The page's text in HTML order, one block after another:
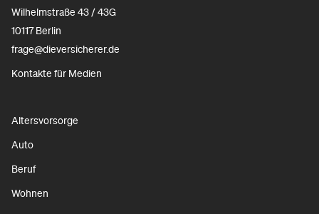
Wilhelmstraße 43 / 43G
10117 Berlin
frage@dieversicherer.de
Kontakte für Medien
Altersvorsorge
Auto
Beruf
Wohnen